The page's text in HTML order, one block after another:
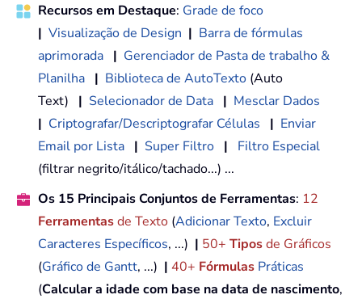
Recursos em Destaque: Grade de foco
| Visualização de Design | Barra de fórmulas
aprimorada | Gerenciador de Pasta de trabalho &
Planilha | Biblioteca de AutoTexto (Auto
Text) | Selecionador de Data | Mesclar Dados
| Criptografar/Descriptografar Células | Enviar
Email por Lista | Super Filtro |
Filtro Especial
(filtrar negrito/itálico/tachado...) ...
Os 15 Principais Conjuntos de Ferramentas: 12
Ferramentasde Texto (Adicionar Texto, Excluir
Caracteres Específicos, ...) | 50+ Tiposde Gráficos
(Gráfico de Gantt, ...) | 40+ Fórmulas Práticas
(Calcular a idade com base na data de nascimento,